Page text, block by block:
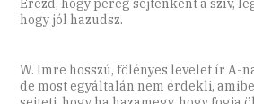
Érezd, hogy pereg sejtenként a szív,
hogy jól hazudsz.
W. Imre hosszú, fölényes levelet ír A-
de most egyáltalán nem érdekli,